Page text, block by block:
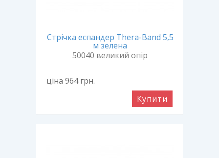
Стрічка еспандер Thera-Band 5,5
м зелена
50040 великий опір
ціна 964грн.
Купити